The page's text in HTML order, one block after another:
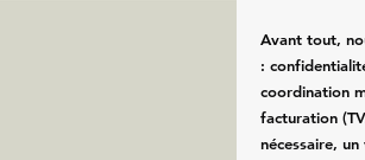
Avant tout,
:
coordination
facturation
nécessaire,